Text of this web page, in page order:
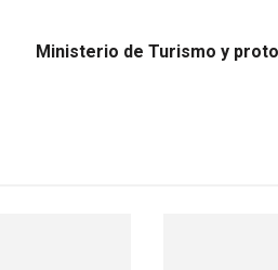
Ministerio de Turismo y